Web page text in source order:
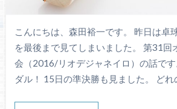
こんにちは、森田裕一です。 昨日は卓
を最後まで見てしまいました。 第31回
会（2016/リオデジャネイロ）の話です
ダル！ 15日の準決勝も見ました。 ど